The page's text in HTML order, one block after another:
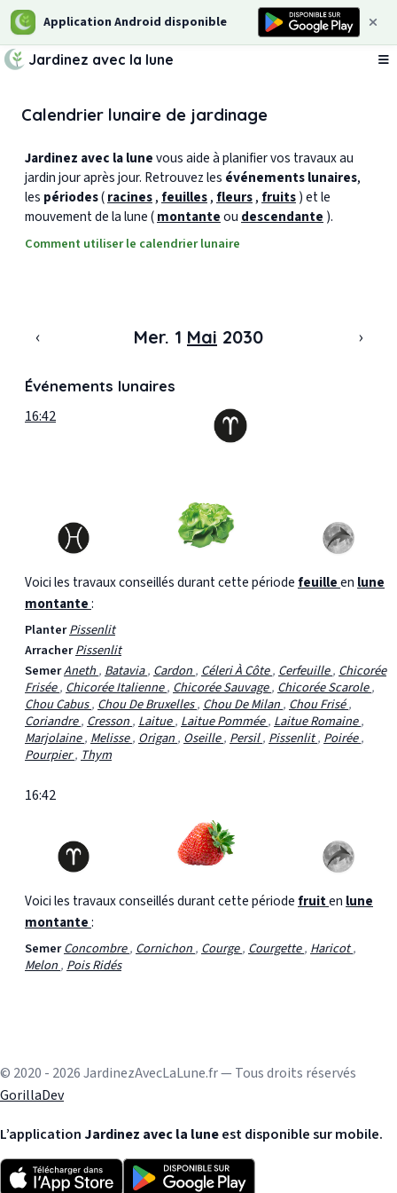
Application Android disponible
Jardinez avec la lune
Calendrier lunaire de jardinage
Jardinez avec la lunevous aide à planifier vos travaux au
jardin jour après jour. Retrouvez les événements lunaires,
les périodes(racines, feuilles, fleurs, fruits) et le
mouvement de la lune (montanteou descendante ).
Comment utiliser le calendrier lunaire
‹ Mer. 1 Mai 2030 ›
Événements lunaires
16:42
Voici les travaux conseillés durant cette période feuilleen lune
montante:
PlanterPissenlit
ArracherPissenlit
SemerAneth,Batavia,Cardon,Céleri À Côte,Cerfeuille,Chicorée
Frisée,Chicorée Italienne,Chicorée Sauvage,Chicorée Scarole,
Chou Cabus,Chou De Bruxelles,Chou De Milan,Chou Frisé,
Coriandre,Cresson,Laitue,Laitue Pommée,Laitue Romaine,
Marjolaine,Melisse,Origan,Oseille,Persil,Pissenlit,Poirée,
Pourpier,Thym
16:42
Voici les travaux conseillés durant cette période fruiten lune
montante:
SemerConcombre, Cornichon, Courge, Courgette, Haricot,
Melon, Pois Ridés
© 2020 - 2026 JardinezAvecLaLune.fr — Tous droits réservés
GorillaDev
L’application Jardinez avec la luneest disponible sur mobile.